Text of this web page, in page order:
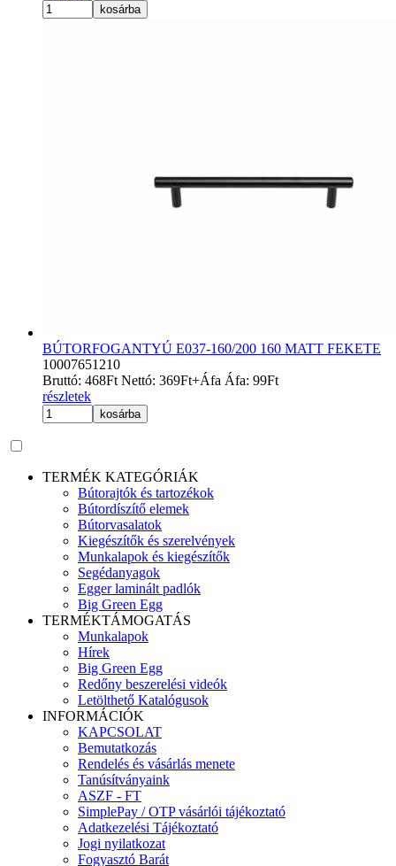
kosárba
BÚTORFOGANTYÚ E037-160/200 160 MATT FEKETE
10007651210
Bruttó: 468Ft Nettó: 369Ft+Áfa Áfa: 99Ft
részletek
kosárba
TERMÉK KATEGÓRIÁK
Bútorajtók és tartozékok
Bútordíszítő elemek
Bútorvasalatok
Kiegészítők és szerelvények
Munkalapok és kiegészítők
Segédanyagok
Egger laminált padlók
Big Green Egg
TERMÉKTÁMOGATÁS
Munkalapok
Hírek
Big Green Egg
Redőny beszerelési videók
Letölthető Katalógusok
INFORMÁCIÓK
KAPCSOLAT
Bemutatkozás
Rendelés és vásárlás menete
Tanúsítványaink
ASZF - FT
SimplePay / OTP vásárlói tájékoztató
Adatkezelési Tájékoztató
Jogi nyilatkozat
Fogyasztó Barát